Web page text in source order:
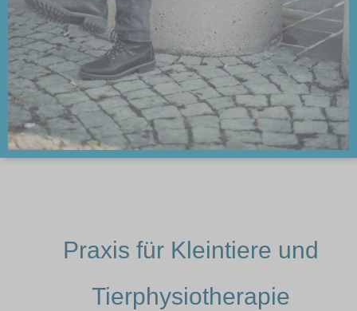
Praxis für Kleintiere und
Tierphysiotherapie